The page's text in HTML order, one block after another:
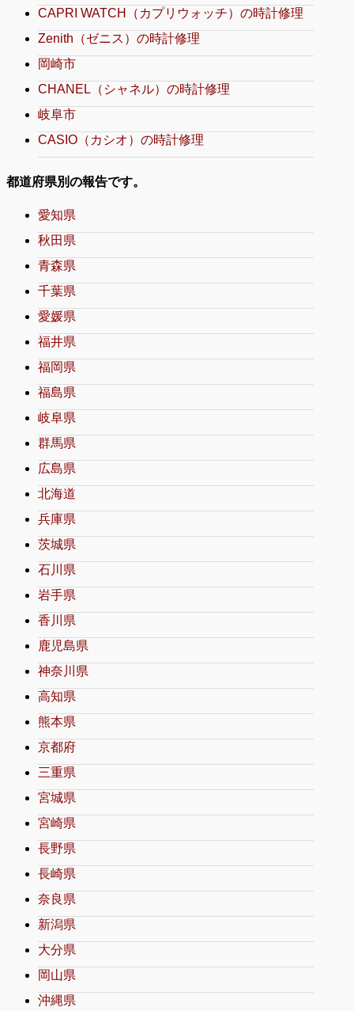
CAPRI WATCH（カプリウォッチ）の時計修理
Zenith（ゼニス）の時計修理
岡崎市
CHANEL（シャネル）の時計修理
岐阜市
CASIO（カシオ）の時計修理
都道府県別の報告です。
愛知県
秋田県
青森県
千葉県
愛媛県
福井県
福岡県
福島県
岐阜県
群馬県
広島県
北海道
兵庫県
茨城県
石川県
岩手県
香川県
鹿児島県
神奈川県
高知県
熊本県
京都府
三重県
宮城県
宮崎県
長野県
長崎県
奈良県
新潟県
大分県
岡山県
沖縄県